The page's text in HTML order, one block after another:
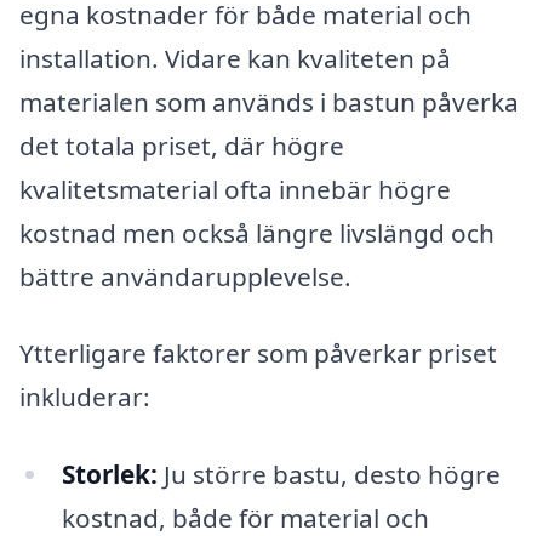
egna kostnader för både material och
installation. Vidare kan kvaliteten på
materialen som används i bastun påverka
det totala priset, där högre
kvalitetsmaterial ofta innebär högre
kostnad men också längre livslängd och
bättre användarupplevelse.
Ytterligare faktorer som påverkar priset
inkluderar:
Storlek: Ju större bastu, desto högre
kostnad, både för material och